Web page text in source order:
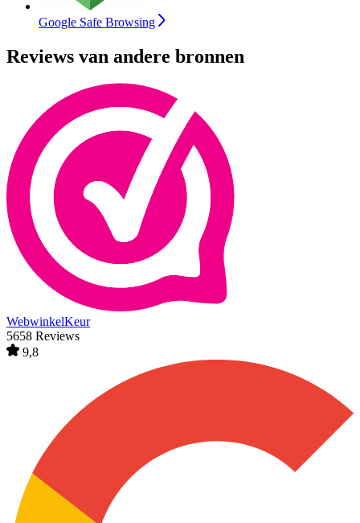
Google Safe Browsing
Reviews van andere bronnen
WebwinkelKeur
5658 Reviews
9,8